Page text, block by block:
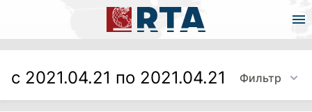
с 2021.04.21 по 2021.04.21 Фильтр